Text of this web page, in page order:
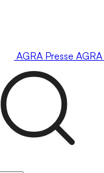
AGRA Presse AGRA